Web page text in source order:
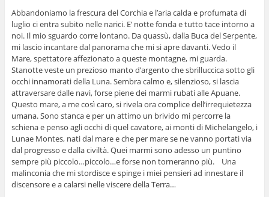
Abbandoniamo la frescura del Corchia e l’aria calda e profumata di
luglio ci entra subito nelle narici. E’ notte fonda e tutto tace intorno a
noi. Il mio sguardo corre lontano. Da quassù, dalla Buca del Serpente,
mi lascio incantare dal panorama che mi si apre davanti. Vedo il
Mare, spettatore affezionato a queste montagne, mi guarda.
Stanotte veste un prezioso manto d’argento che sbrilluccica sotto gli
occhi innamorati della Luna. Sembra calmo e, silenzioso, si lascia
attraversare dalle navi, forse piene dei marmi rubati alle Apuane.
Questo mare, a me così caro, si rivela ora complice dell’irrequietezza
umana. Sono stanca e per un attimo un brivido mi percorre la
schiena e penso agli occhi di quel cavatore, ai monti di Michelangelo, i
Lunae Montes, nati dal mare e che per mare se ne vanno portati via
dal progresso e dalla civiltà. Quei marmi sono adesso un puntino
sempre più piccolo…piccolo…e forse non torneranno più. Una
malinconia che mi stordisce e spinge i miei pensieri ad innestare il
discensore e a calarsi nelle viscere della Terra…